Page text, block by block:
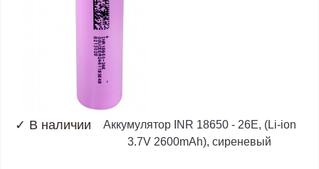
✓ В наличии
Аккумулятор INR 18650 - 26E, (Li-ion
3.7V 2600mAh), сиреневый